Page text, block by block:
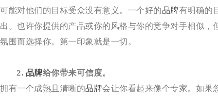
可能对他们的目标受众没有意义。一个好的品牌有明确的
出。也许你提供的产品或你的风格与你的竞争对手相似，
氛围而选择你。第一印象就是一切。
2. 品牌给你带来可信度。
拥有一个成熟且清晰的品牌会让你看起来像个专家。如果